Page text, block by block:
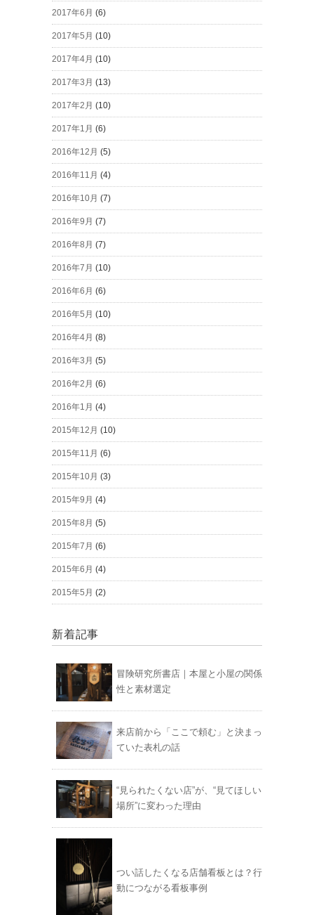
2017年6月 (6)
2017年5月 (10)
2017年4月 (10)
2017年3月 (13)
2017年2月 (10)
2017年1月 (6)
2016年12月 (5)
2016年11月 (4)
2016年10月 (7)
2016年9月 (7)
2016年8月 (7)
2016年7月 (10)
2016年6月 (6)
2016年5月 (10)
2016年4月 (8)
2016年3月 (5)
2016年2月 (6)
2016年1月 (4)
2015年12月 (10)
2015年11月 (6)
2015年10月 (3)
2015年9月 (4)
2015年8月 (5)
2015年7月 (6)
2015年6月 (4)
2015年5月 (2)
新着記事
冒険研究所書店｜本屋と小屋の関係
性と素材選定
来店前から「ここで頼む」と決まっ
ていた表札の話
“見られたくない店”が、“見てほしい
場所”に変わった理由
つい話したくなる店舗看板とは？行
動につながる看板事例